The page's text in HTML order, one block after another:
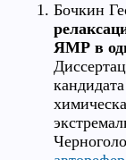
Бочкин
ЯМР в